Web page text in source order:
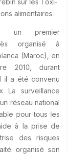
alimentaires.
un premier
organisé à
(Maroc), en
2010, durant
il a été convenu
La surveillance
réseau national
pour tous les
à la prise de
des risques
organisé son